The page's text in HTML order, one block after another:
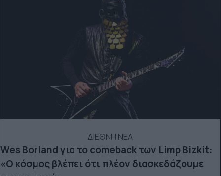
ΔΙΕΘΝΗ ΝΕΑ
Wes Borland για το comeback των Limp Bizkit:
«Ο κόσμος βλέπει ότι πλέον διασκεδάζουμε